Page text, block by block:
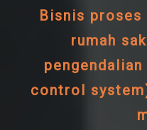
Bisnis proses
rumah
control